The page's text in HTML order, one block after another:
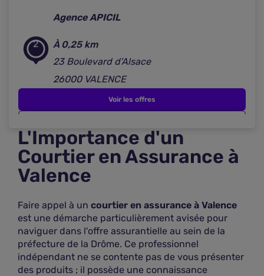
2
Agence APICIL
À 0,25 km
23 Boulevard d'Alsace
26000 VALENCE
Voir les offres
3
Agence Assu2000
93 Avenue Sadi Carnot
26000 Valence
Voir les offres
Plus d'infos
L'Importance d'un
Courtier en Assurance à
Valence
Faire appel à un courtier en assurance à Valence
est une démarche particulièrement avisée pour
naviguer dans l'offre assurantielle au sein de la
préfecture de la Drôme. Ce professionnel
indépendant ne se contente pas de vous présenter
des produits ; il possède une connaissance